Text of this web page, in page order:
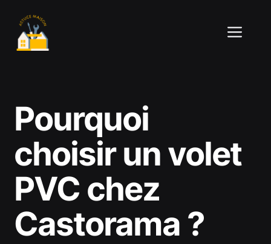
contenu
Pourquoi
choisir un volet
PVC chez
Castorama ?